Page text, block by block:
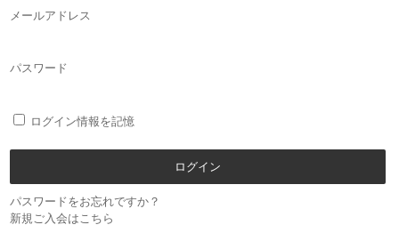
メールアドレス
パスワード
ログイン情報を記憶
パスワードをお忘れですか？
新規ご入会はこちら